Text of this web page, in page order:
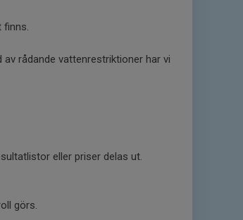
finns.
av rådande vattenrestriktioner har vi
eller priser delas ut.
görs.